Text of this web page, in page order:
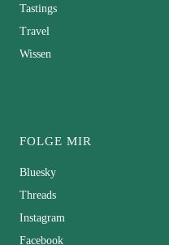
Tastings
Travel
Wissen
FOLGE MIR
Bluesky
Threads
Instagram
Facebook